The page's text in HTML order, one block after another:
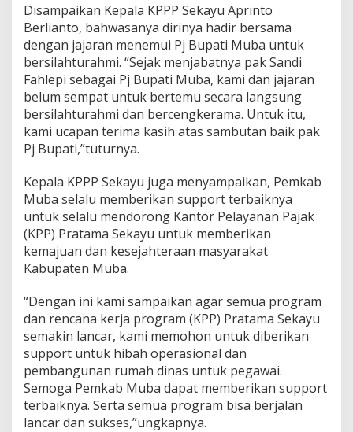
k
a
y
u
P
r
e
r
a
S
i
l
a
h
u
r
h
m
i
Disampaikan Kepala KPPP Sekayu Aprinto
Berlianto, bahwasanya dirinya hadir bersama
dengan jajaran menemui Pj Bupati Muba untuk
bersilahturahmi. “Sejak menjabatnya pak Sandi
Fahlepi sebagai Pj Bupati Muba, kami dan jajaran
belum sempat untuk bertemu secara langsung
bersilahturahmi dan bercengkerama. Untuk itu,
kami ucapan terima kasih atas sambutan baik pak
Pj Bupati,”tuturnya.
Kepala KPPP Sekayu juga menyampaikan, Pemkab
Muba selalu memberikan support terbaiknya
untuk selalu mendorong Kantor Pelayanan Pajak
(KPP) Pratama Sekayu untuk memberikan
kemajuan dan kesejahteraan masyarakat
Kabupaten Muba.
“Dengan ini kami sampaikan agar semua program
dan rencana kerja program (KPP) Pratama Sekayu
semakin lancar, kami memohon untuk diberikan
support untuk hibah operasional dan
pembangunan rumah dinas untuk pegawai.
Semoga Pemkab Muba dapat memberikan support
terbaiknya. Serta semua program bisa berjalan
lancar dan sukses,”ungkapnya.